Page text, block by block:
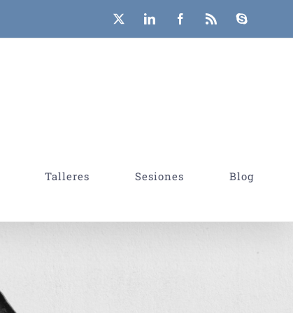
X LinkedInFacebook
Rss Skype
Talleres Sesiones Blog